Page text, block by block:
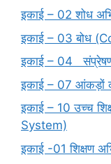
इकाई – 02 शोध
इकाई – 03 बोध
इकाई – 04
इकाई – 07 आंकड़ों
इकाई – 10 उच्च
System)
इकाई -01 शिक्षण